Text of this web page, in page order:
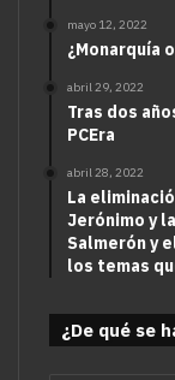
mayo 12, 2022
¿Monarquía
abril 29, 2022
Tras dos
PCEra
abril 28, 2022
La
Jerónimo y
Salmerón y
los temas
¿De qué se